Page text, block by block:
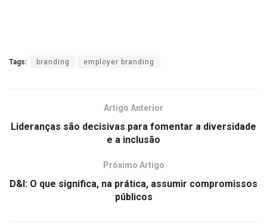
Tags: branding employer branding
Artigo Anterior
Lideranças são decisivas para fomentar a diversidade
e a inclusão
Próximo Artigo
D&I: O que significa, na prática, assumir compromissos
públicos